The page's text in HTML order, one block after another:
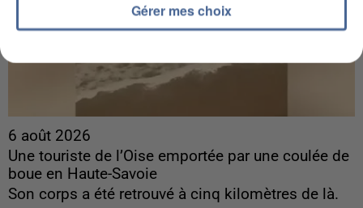
6 août 2026
Une touriste de l’Oise emportée par une coulée de
boue en Haute-Savoie
Son corps a été retrouvé à cinq kilomètres de là.
Gérer mes choix